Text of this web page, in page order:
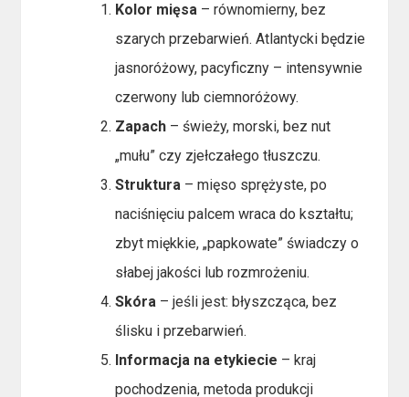
Kolor mięsa – równomierny, bez
szarych przebarwień. Atlantycki będzie
jasnoróżowy, pacyficzny – intensywnie
czerwony lub ciemnoróżowy.
Zapach – świeży, morski, bez nut
„mułu” czy zjełczałego tłuszczu.
Struktura – mięso sprężyste, po
naciśnięciu palcem wraca do kształtu;
zbyt miękkie, „papkowate” świadczy o
słabej jakości lub rozmrożeniu.
Skóra – jeśli jest: błyszcząca, bez
ślisku i przebarwień.
Informacja na etykiecie – kraj
pochodzenia, metoda produkcji